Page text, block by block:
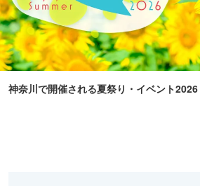
神奈川で開催される夏祭り・イベント2026